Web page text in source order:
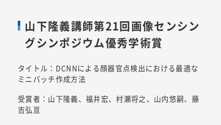
山下隆義講師第21回画像センシン
グシンポジウム優秀学術賞
タイトル：DCNNによる顔器官点検出における最適な
ミニバッチ作成方法
受賞者：山下隆義、福井宏、村瀬将之、山内悠嗣、藤
吉弘亘